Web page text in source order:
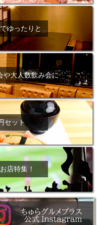
ゆったりと
や大人数飲み会に
セット
店特集！